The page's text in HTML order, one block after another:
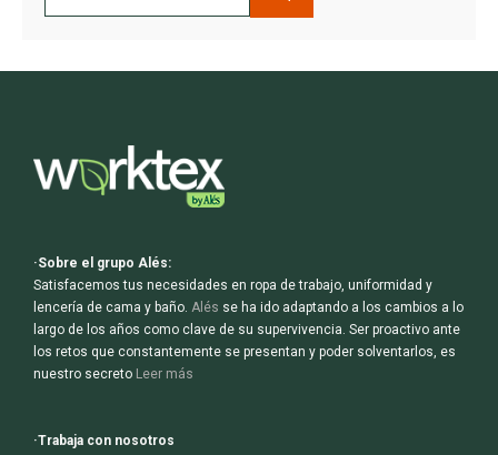
·Sobre el grupo Alés:
Satisfacemos tus necesidades en ropa de trabajo, uniformidad y
lencería de cama y baño. Alés se ha ido adaptando a los cambios a lo
largo de los años como clave de su supervivencia. Ser proactivo ante
los retos que constantemente se presentan y poder solventarlos, es
nuestro secreto Leer más
·Trabaja con nosotros